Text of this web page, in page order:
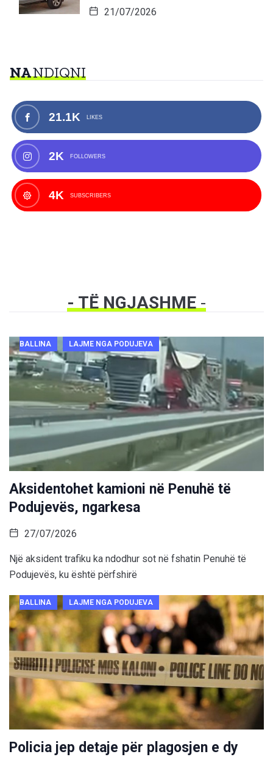
21/07/2026
NANDIQNI
21.1K LIKES
2K FOLLOWERS
4K SUBSCRIBERS
- TË NGJASHME-
BALLINA LAJME NGA PODUJEVA
Aksidentohet kamioni në Penuhë të
Podujevës, ngarkesa
27/07/2026
Një aksident trafiku ka ndodhur sot në fshatin Penuhë të
Podujevës, ku është përfshirë
BALLINA LAJME NGA PODUJEVA
Policia jep detaje për plagosjen e dy